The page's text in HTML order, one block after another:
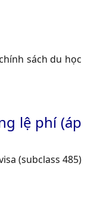
sách du học
lệ phí (áp
(subclass 485)